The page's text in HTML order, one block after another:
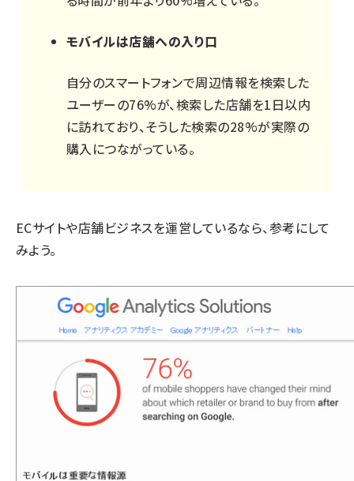
モバイルは店舗への入り口
自分のスマートフォンで周辺情報を検索した
ユーザーの76%が、検索した店舗を1日以内
に訪れており、そうした検索の28%が実際の
購入につながっている。
ECサイトや店舗ビジネスを運営しているなら、参考にして
みよう。